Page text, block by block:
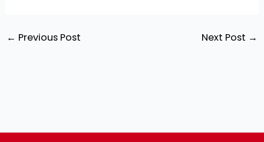
← Previous Post Next Post →